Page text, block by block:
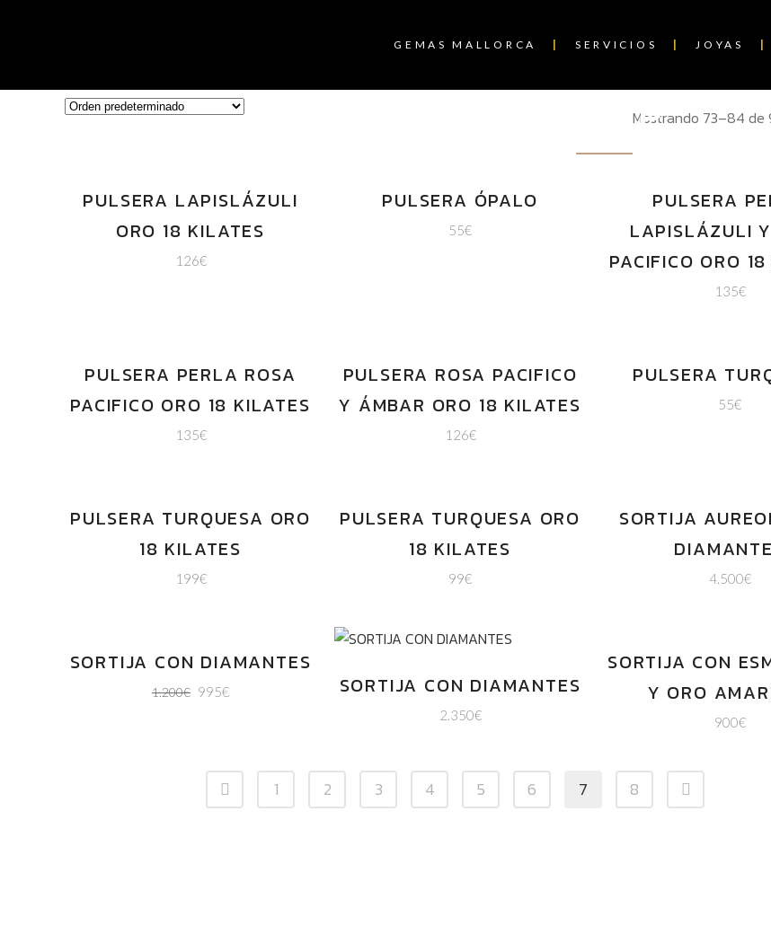
GEMAS MALLORCA SERVICIOS JOYAS
SHOPMostrando 73–84 de
PULSERA LAPISLÁZULI
ORO 18 KILATES
126€
PULSERA ÓPALO
55€
PULSERA
LAPISLÁZULI
PACIFICO ORO
135€
PULSERA PERLA ROSA
PACIFICO ORO 18 KILATES
135€
PULSERA ROSA PACIFICO
Y ÁMBAR ORO 18 KILATES
126€
PULSERA
55€
PULSERA TURQUESA ORO
18 KILATES
199€
PULSERA TURQUESA ORO
18 KILATES
99€
SORTIJA
4.500€
OFERTA
SORTIJA CON DIAMANTES
1.200€ 995€ SORTIJA CON DIAMANTES
2.350€
SORTIJA CON
Y ORO
900€
1 2 3 4 5 6 7 8